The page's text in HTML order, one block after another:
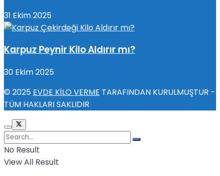
31 Ekim 2025
Karpuz Peynir Kilo Aldırır mı?
30 Ekim 2025
© 2025 EVDE KİLO VERME TARAFINDAN KURULMUŞTUR -
TÜM HAKLARI SAKLIDIR
No Result
View All Result